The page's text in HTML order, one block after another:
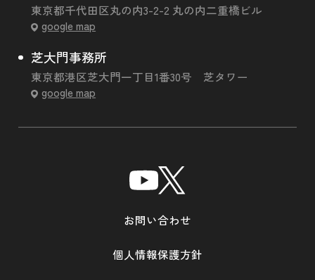
東京都千代田区丸の内3-2-2 丸の内二重橋ビル
google map
芝大門事務所
東京都港区芝大門一丁目1番30号 芝タワー
google map
お問い合わせ
個人情報保護方針